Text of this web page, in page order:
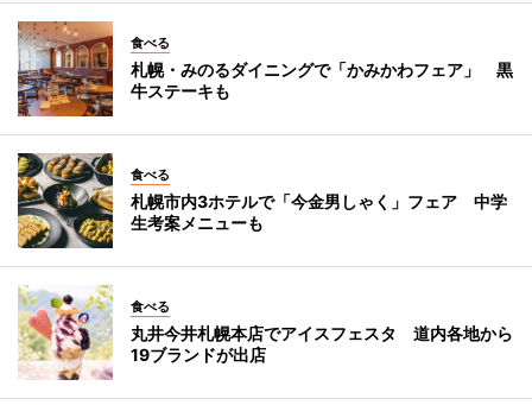
食べる
札幌・みのるダイニングで「かみかわフェア」 黒
牛ステーキも
食べる
札幌市内3ホテルで「今金男しゃく」フェア 中学
生考案メニューも
食べる
丸井今井札幌本店でアイスフェスタ 道内各地から
19ブランドが出店